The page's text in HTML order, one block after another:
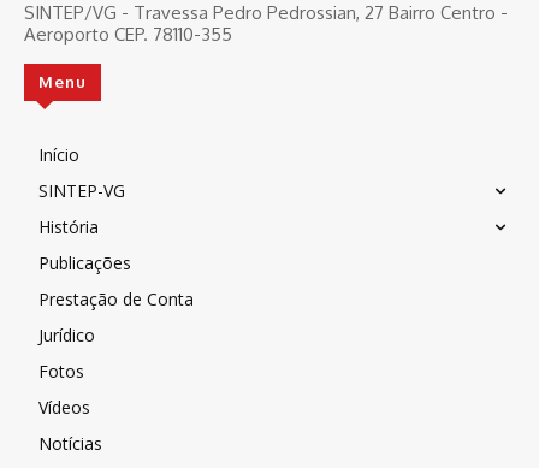
SINTEP/VG - Travessa Pedro Pedrossian, 27 Bairro Centro -
Aeroporto CEP. 78110-355
Menu
Início
SINTEP-VG
História
Publicações
Prestação de Conta
Jurídico
Fotos
Vídeos
Notícias